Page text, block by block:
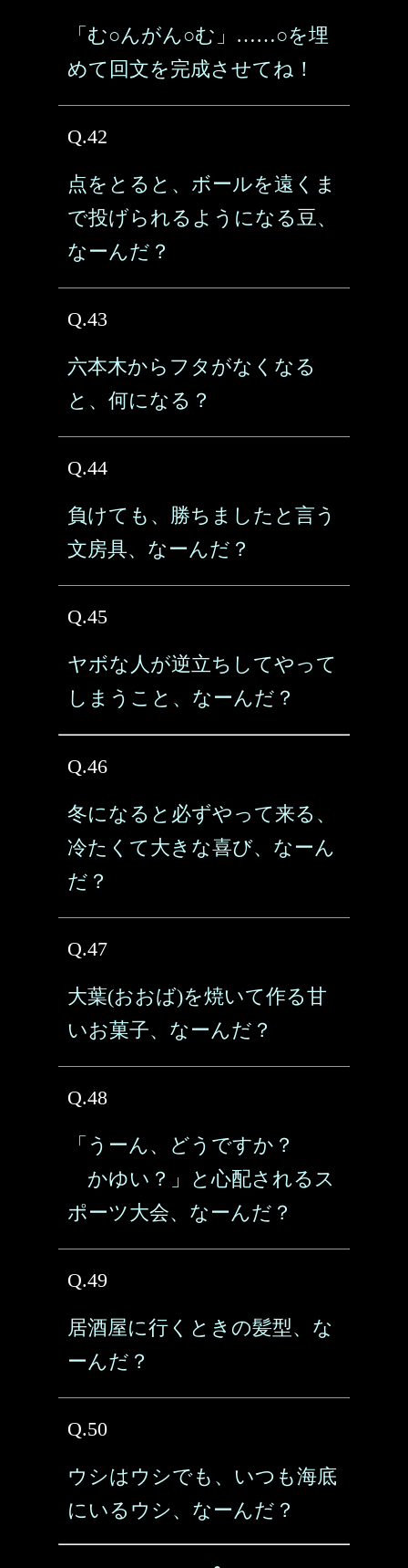
「む○んがん○む」……○を埋
めて回文を完成させてね！
Q.42
点をとると、ボールを遠くま
で投げられるようになる豆、
なーんだ？
Q.43
六本木からフタがなくなる
と、何になる？
Q.44
負けても、勝ちましたと言う
文房具、なーんだ？
Q.45
ヤボな人が逆立ちしてやって
しまうこと、なーんだ？
Q.46
冬になると必ずやって来る、
冷たくて大きな喜び、なーん
だ？
Q.47
大葉(おおば)を焼いて作る甘
いお菓子、なーんだ？
Q.48
「うーん、どうですか？
かゆい？」と心配されるス
ポーツ大会、なーんだ？
Q.49
居酒屋に行くときの髪型、な
ーんだ？
Q.50
ウシはウシでも、いつも海底
にいるウシ、なーんだ？